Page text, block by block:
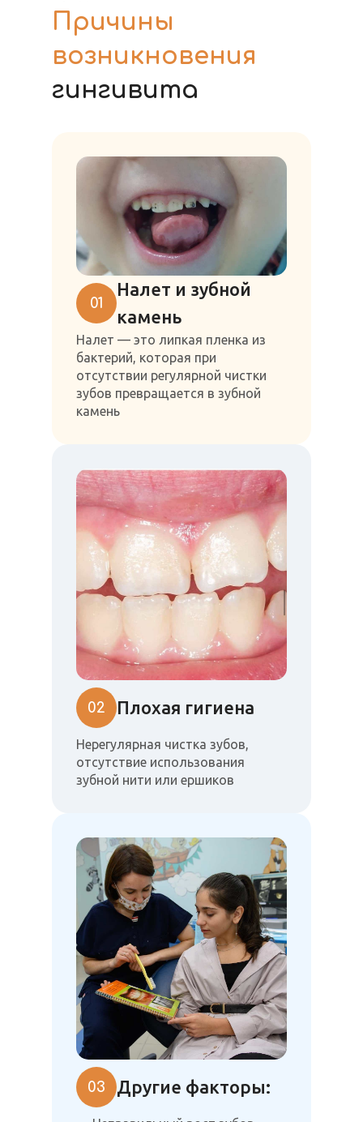
Причины
возникновения
гингивита
01
Налет и зубной
камень
Налет — это липкая пленка из
бактерий, которая при
отсутствии регулярной чистки
зубов превращается в зубной
камень
02 Плохая гигиена
Нерегулярная чистка зубов,
отсутствие использования
зубной нити или ершиков
03 Другие факторы: